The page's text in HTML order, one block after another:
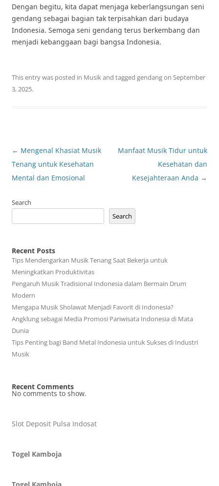
Dengan begitu, kita dapat menjaga keberlangsungan seni
gendang sebagai bagian tak terpisahkan dari budaya
Indonesia. Semoga seni gendang terus berkembang dan
menjadi kebanggaan bagi bangsa Indonesia.
This entry was posted in Musikand tagged gendangon September
3, 2025.
Post
navigation
← Mengenal Khasiat Musik
Tenang untuk Kesehatan
Mental dan Emosional
Manfaat Musik Tidur untuk
Kesehatan dan
Kesejahteraan Anda →
Search
Search
Recent Posts
Tips Mendengarkan Musik Tenang Saat Bekerja untuk
Meningkatkan Produktivitas
Pengaruh Musik Tradisional Indonesia dalam Bermain Drum
Modern
Mengapa Musik Sholawat Menjadi Favorit di Indonesia?
Angklung sebagai Media Promosi Pariwisata Indonesia di Mata
Dunia
Tips Penting bagi Band Metal Indonesia untuk Sukses di Industri
Musik
Recent Comments
No comments to show.
Slot Deposit Pulsa Indosat
Togel Kamboja